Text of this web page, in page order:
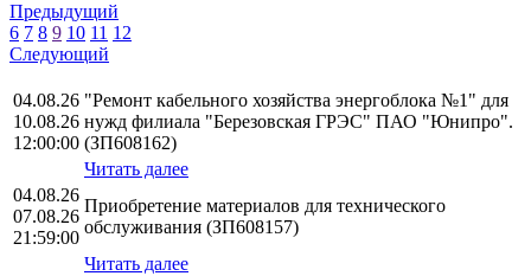
Предыдущий
6 7 8 9 10 11 12
Следующий
04.08.26
10.08.26
12:00:00
"Ремонт кабельного хозяйства энергоблока №1" для
нужд филиала "Березовская ГРЭС" ПАО "Юнипро".
(ЗП608162)
Читать далее
04.08.26
07.08.26
21:59:00
Приобретение материалов для технического
обслуживания (ЗП608157)
Читать далее